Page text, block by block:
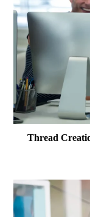
Thread